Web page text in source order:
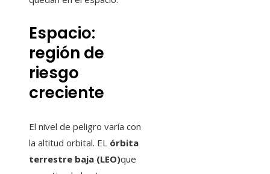
Espacio:
región de
riesgo
creciente
El nivel de peligro varía con
la altitud orbital. EL órbita
terrestre baja (LEO)que